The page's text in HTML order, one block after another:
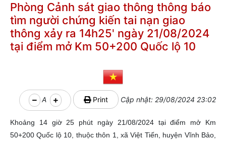
Phòng Cảnh sát giao thông thông báo
tìm người chứng kiến tai nạn giao
thông xảy ra 14h25' ngày 21/08/2024
tại điểm mở Km 50+200 Quốc lộ 10
A Print Cập nhật: 29/08/2024 23:02
Khoảng 14 giờ 25 phút ngày 21/08/2024 tại điểm mở Km
50+200 Quốc lộ 10, thuộc thôn 1, xã Việt Tiến, huyện Vĩnh Bảo,